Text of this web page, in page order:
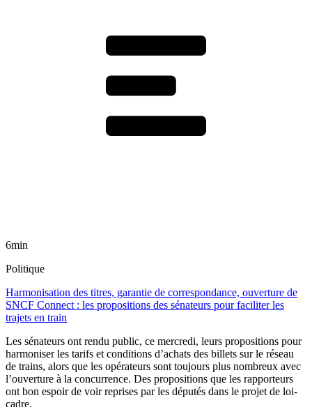
6min
Politique
Harmonisation des titres, garantie de correspondance, ouverture de
SNCF Connect : les propositions des sénateurs pour faciliter les
trajets en train
Les sénateurs ont rendu public, ce mercredi, leurs propositions pour
harmoniser les tarifs et conditions d’achats des billets sur le réseau
de trains, alors que les opérateurs sont toujours plus nombreux avec
l’ouverture à la concurrence. Des propositions que les rapporteurs
ont bon espoir de voir reprises par les députés dans le projet de loi-
cadre.